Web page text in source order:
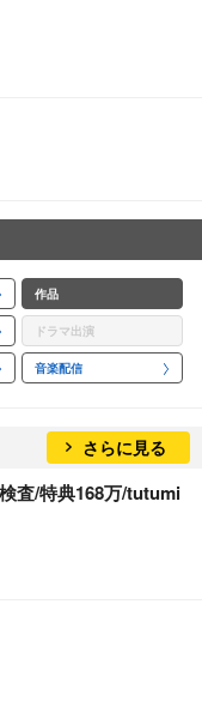
作品
ドラマ出演
音楽配信
さらに見る
査/特典168万/tutumi